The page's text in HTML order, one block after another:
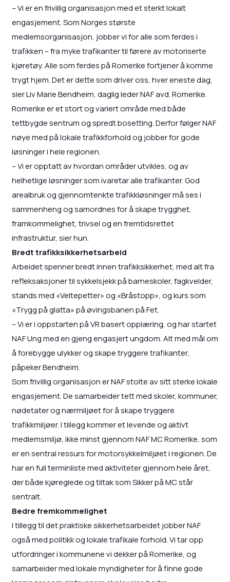
– Vi er en frivillig organisasjon med et sterkt lokalt
engasjement. Som Norges største
medlemsorganisasjon, jobber vi for alle som ferdes i
trafikken – fra myke trafikanter til førere av motoriserte
kjøretøy. Alle som ferdes på Romerike fortjener å komme
trygt hjem. Det er dette som driver oss, hver eneste dag,
sier Liv Marie Bendheim, daglig leder NAF avd. Romerike.
Romerike er et stort og variert område med både
tettbygde sentrum og spredt bosetting. Derfor følger NAF
nøye med på lokale trafikkforhold og jobber for gode
løsninger i hele regionen.
– Vi er opptatt av hvordan områder utvikles, og av
helhetlige løsninger som ivaretar alle trafikanter. God
arealbruk og gjennomtenkte trafikkløsninger må ses i
sammenheng og samordnes for å skape trygghet,
framkommelighet, trivsel og en fremtidsrettet
infrastruktur, sier hun.
Bredt trafikksikkerhetsarbeid
Arbeidet spenner bredt innen trafikksikkerhet, med alt fra
refleksaksjoner til sykkelsjekk på barneskoler, fagkvelder,
stands med «Veltepetter» og «Bråstopp», og kurs som
«Trygg på glatta» på øvingsbanen på Fet.
– Vi er i oppstarten på VR basert opplæring, og har startet
NAF Ung med en gjeng engasjert ungdom. Alt med mål om
å forebygge ulykker og skape tryggere trafikanter,
påpeker Bendheim.
Som frivillig organisasjon er NAF stolte av sitt sterke lokale
engasjement. De samarbeider tett med skoler, kommuner,
nødetater og nærmiljøet for å skape tryggere
trafikkmiljøer. I tillegg kommer et levende og aktivt
medlemsmiljø, ikke minst gjennom NAF MC Romerike, som
er en sentral ressurs for motorsykkelmiljøet i regionen. De
har en full terminliste med aktiviteter gjennom hele året,
der både kjøreglede og tiltak som Sikker på MC står
sentralt.
Bedre fremkommelighet
I tillegg til det praktiske sikkerhetsarbeidet jobber NAF
også med politikk og lokale trafikale forhold. Vi tar opp
utfordringer i kommunene vi dekker på Romerike, og
samarbeider med lokale myndigheter for å finne gode